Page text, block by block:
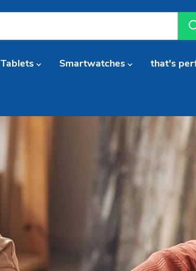
Tablets Smartwatches that's